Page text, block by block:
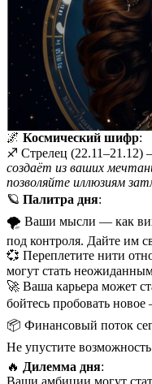
🌌 Космический шифр:
♐️ Стрелец (22.11–21.12)
создаёт из ваших
позволяйте иллюзиям
🪐 Палитра дня:
🌪️ Ваши мысли — как
под контроля. Дайте им
💞 Переплетите нити
могут стать
🚀 Ваша карьера может
бойтесь пробовать
📦 Финансовый поток
Не упустите
🔥 Дилемма дня: